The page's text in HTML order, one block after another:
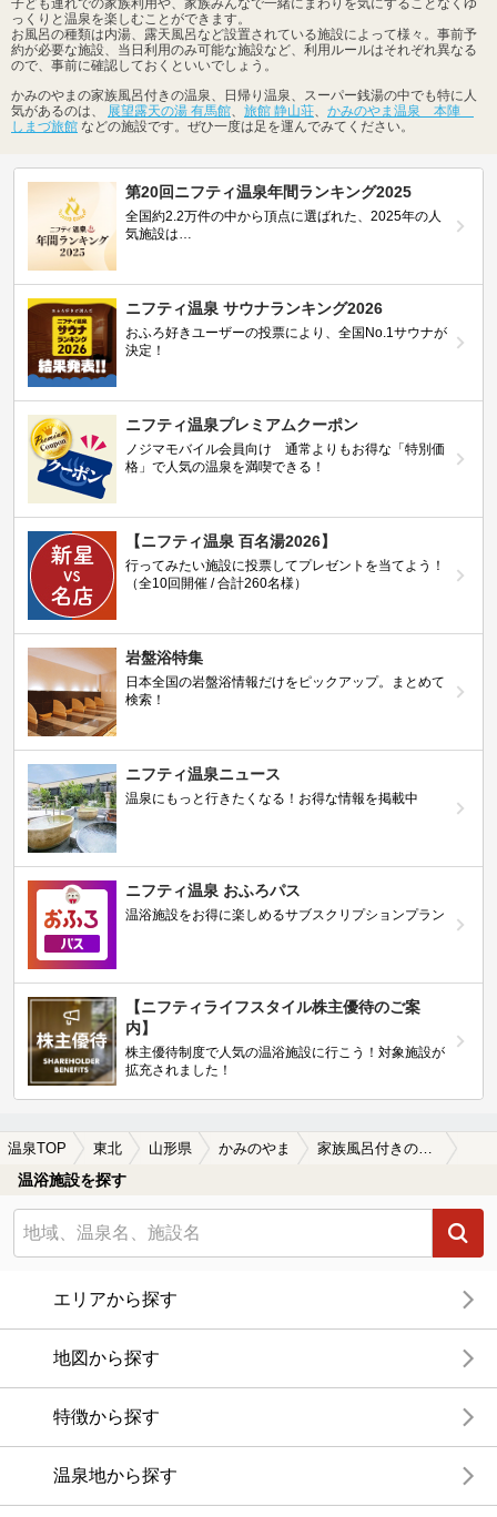
子ども連れでの家族利用や、家族みんなで一緒にまわりを気にすることなくゆ
っくりと温泉を楽しむことができます。
お風呂の種類は内湯、露天風呂など設置されている施設によって様々。事前予
約が必要な施設、当日利用のみ可能な施設など、利用ルールはそれぞれ異なる
ので、事前に確認しておくといいでしょう。
かみのやまの家族風呂付きの温泉、日帰り温泉、スーパー銭湯の中でも特に人
気があるのは、 展望露天の湯 有馬館、 旅館 静山荘、 かみのやま温泉 本陣
しまづ旅館 などの施設です。ぜひ一度は足を運んでみてください。
第20回ニフティ温泉年間ランキング2025
全国約2.2万件の中から頂点に選ばれた、2025年の人
気施設は…
ニフティ温泉 サウナランキング2026
おふろ好きユーザーの投票により、全国No.1サウナが
決定！
ニフティ温泉プレミアムクーポン
ノジマモバイル会員向け 通常よりもお得な「特別価
格」で人気の温泉を満喫できる！
【ニフティ温泉 百名湯2026】
行ってみたい施設に投票してプレゼントを当てよう！
（全10回開催 / 合計260名様）
岩盤浴特集
日本全国の岩盤浴情報だけをピックアップ。まとめて
検索！
ニフティ温泉ニュース
温泉にもっと行きたくなる！お得な情報を掲載中
ニフティ温泉 おふろパス
温浴施設をお得に楽しめるサブスクリプションプラン
【ニフティライフスタイル株主優待のご案
内】
株主優待制度で人気の温浴施設に行こう！対象施設が
拡充されました！
温泉TOP 東北 山形県 かみのやま
温浴施設を探す
エリアから探す
地図から探す
特徴から探す
温泉地から探す